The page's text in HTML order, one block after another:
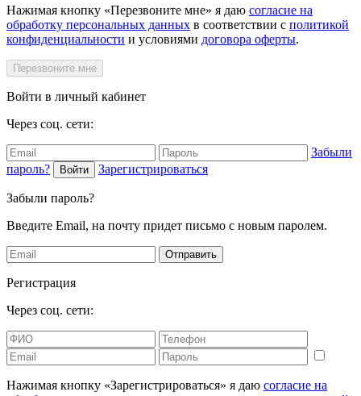
Нажимая кнопку «Перезвоните мне» я даю согласие на
обработку персональных данных в соответствии с политикой
конфиденциальности и условиями договора оферты.
Перезвоните мне
Войти в личный кабинет
Через соц. сети:
Забыли
пароль?
Войти Зарегистрироваться
Забыли пароль?
Введите Email, на почту придет письмо с новым паролем.
Отправить
Регистрация
Через соц. сети:
Нажимая кнопку «Зарегистрироваться» я даю согласие на